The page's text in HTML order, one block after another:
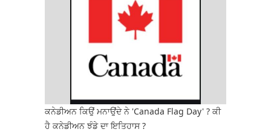
ਕਨੇਡੀਅਨ ਕਿਉਂ ਮਨਾਉਂਦੇ ਨੇ 'Canada Flag Day' ? ਕੀ
ਹੈ ਕਨੇਡੀਅਨ ਝੰਡੇ ਦਾ ਇਤਿਹਾਸ ?